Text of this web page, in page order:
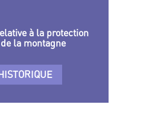
à la protection
la montagne